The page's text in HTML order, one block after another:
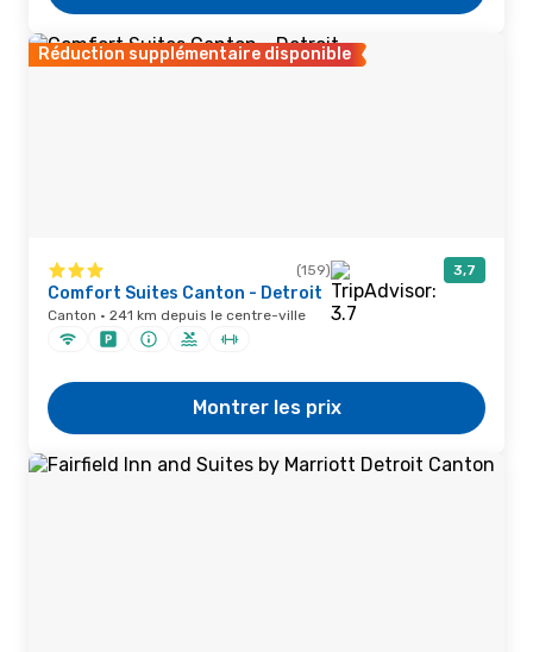
Réduction supplémentaire disponible
(159) 3,7
Comfort Suites Canton - Detroit
Canton · 241 km depuis le centre-ville
Montrer les prix